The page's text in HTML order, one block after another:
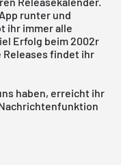
runter und
ihr immer alle
Erfolg beim 2002r
Releases findet ihr
haben, erreicht ihr